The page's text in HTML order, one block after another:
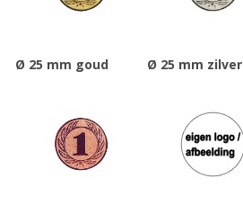
Ø 25 mm goud Ø 25 mm zilver